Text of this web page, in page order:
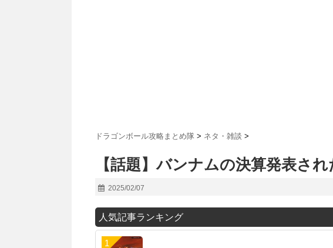
ドラゴンボール攻略まとめ隊 > ネタ・雑談 >
【話題】バンナムの決算発表さ
2025/02/07
人気記事ランキング